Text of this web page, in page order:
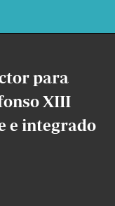
para
XIII
e integrado